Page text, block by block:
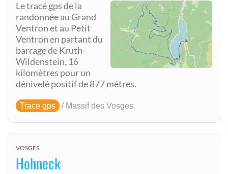
Le tracé gps de la
randonnée au Grand
Ventron et au Petit
Ventron en partant du
barrage de Kruth-
Wildenstein. 16
kilomètres pour un
dénivelé positif de 877 mètres.
Trace gps / Massif des Vosges
VOSGES
Hohneck